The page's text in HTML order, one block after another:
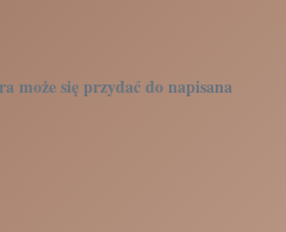
może się przydać do napisana